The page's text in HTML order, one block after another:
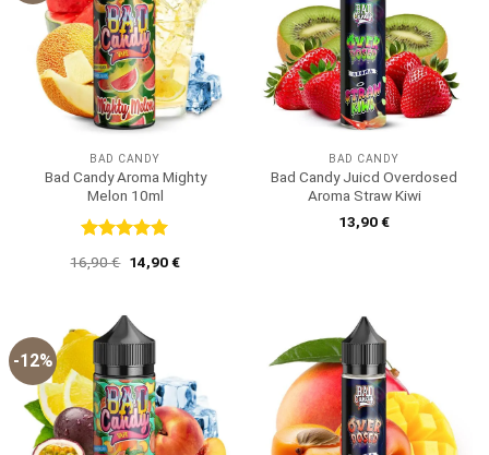
BAD CANDY
Bad Candy Aroma Mighty
Melon 10ml
mit 5 von
16,90€ Ursprünglicher
Preis
14,90€Aktueller
BAD CANDY
Bad Candy Juicd Overdosed
Aroma Straw Kiwi
13,90€
-12%